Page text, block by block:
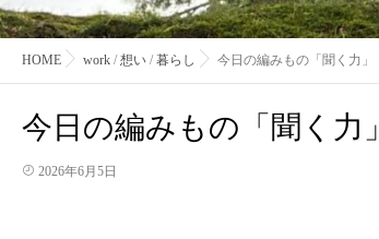
HOME work /想い /暮らし 今日の編みもの「聞く力」
今日の編みもの「聞く力」
2026年6月5日